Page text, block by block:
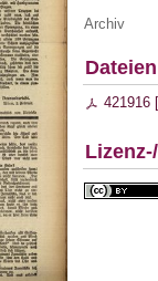
Archiv
Dateien
421916 [